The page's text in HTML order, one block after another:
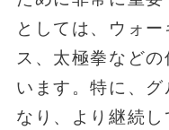
としては、ウォ
ス、太極拳など
います。特に、
なり、より継続